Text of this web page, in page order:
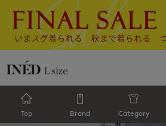
Top Brand Category